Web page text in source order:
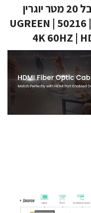
כבל HDMI אופטי אורך הכבל 20 מטר יוגרין
UGREEN |
4K 60HZ |